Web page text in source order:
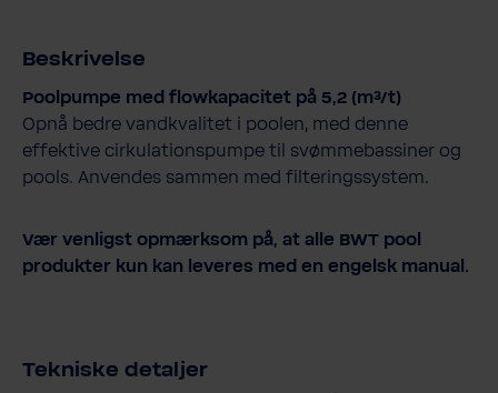
Beskrivelse
Poolpumpe med flowkapacitet på 5,2 (m³/t)
Opnå bedre vandkvalitet i poolen, med denne
effektive cirkulationspumpe til svømmebassiner og
pools. Anvendes sammen med filteringssystem.
Vær venligst opmærksom på, at alle BWT pool
produkter kun kan leveres med en engelsk manual.
Tekniske detaljer